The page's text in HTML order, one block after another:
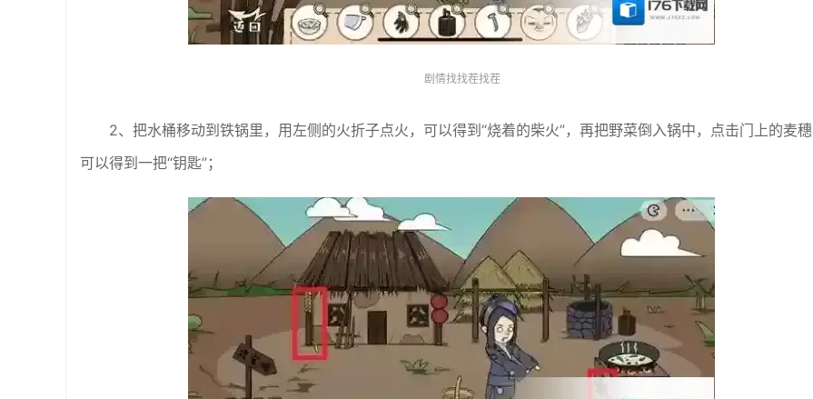
剧情找找茬找茬
2、把水桶移动到铁锅里，用左侧的火折子点火，可以得到“烧着的柴火”，再把野菜倒入锅中，点击门上的麦穗
可以得到一把“钥匙”；